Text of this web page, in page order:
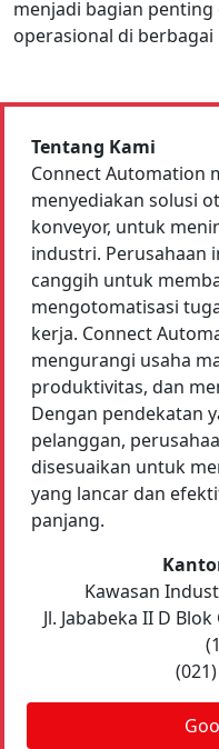
menjadi bagian
operasional di
Tentang Kami
Connect Automation
menyediakan solusi
konveyor, untuk
industri. Perusahaan
canggih untuk
mengotomatisasi
kerja. Connect
mengurangi usaha
produktivitas, dan
Dengan pendekatan
pelanggan,
disesuaikan untuk
yang lancar dan
panjang.
Kawasan
Jl. Jababeka II D